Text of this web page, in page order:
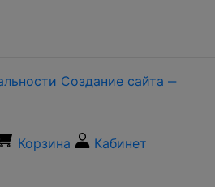
Создание сайта ‒
Корзина Кабинет